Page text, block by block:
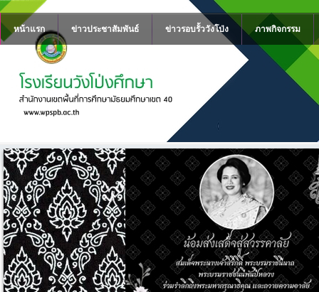
หน้าแรก ข่าวประชาสัมพันธ์ ข่าวรอบรั้ววังโป่ง ภาพกิจกรรม